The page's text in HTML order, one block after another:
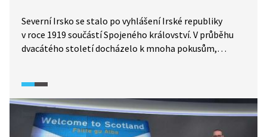
Severní Irsko se stalo po vyhlášení Irské republiky
v roce 1919 součástí Spojeného království. V průběhu
dvacátého století docházelo k mnoha pokusům,
násilí se stalo přes 3500 protestantů i katolíků,
názorových oponentů, a ve finále si většina obyvatel
Severního Irska nepřála nic než ukončení krveprolití.
Velkopáteční dohoda z roku 1998 největší potyčky